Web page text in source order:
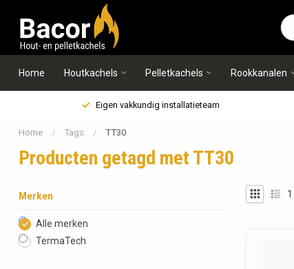
Home Houtkachels Pelletkachels Rookkanalen
Eigen vakkundig installatieteam
Home / Tags / TT30
Producten getagd met TT30
Merken
Alle merken
TermaTech
1